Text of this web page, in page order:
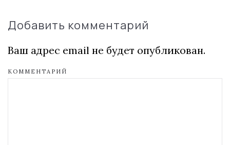
Добавить комментарий
Ваш адрес email не будет опубликован.
КОММЕНТАРИЙ